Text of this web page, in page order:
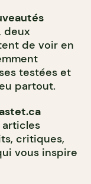
deux
de voir en
testées et
partout.
articles
critiques,
vous inspire